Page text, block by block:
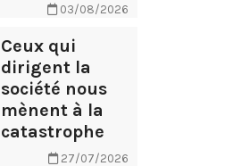
03/08/2026
Ceux qui
dirigent la
société nous
mènent à la
catastrophe
27/07/2026